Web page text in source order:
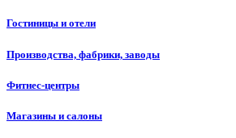
Гостиницы и отели
Производства, фабрики, заводы
Фитнес-центры
Магазины и салоны